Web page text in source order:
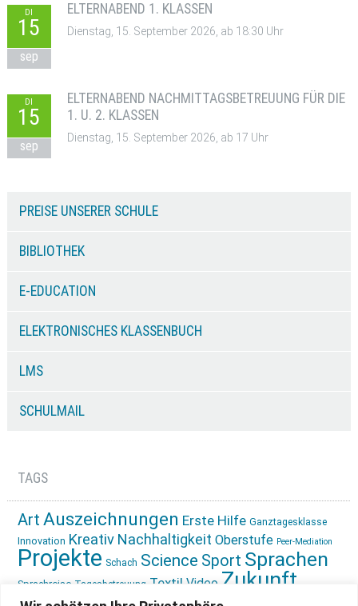
DI
15
sep
ELTERNABEND 1. KLASSEN
Dienstag, 15. September 2026, ab 18:30 Uhr
DI
15
sep
ELTERNABEND NACHMITTAGSBETREUUNG FÜR DIE
1. U. 2. KLASSEN
Dienstag, 15. September 2026, ab 17 Uhr
PREISE UNSERER SCHULE
BIBLIOTHEK
E-EDUCATION
ELEKTRONISCHES KLASSENBUCH
LMS
SCHULMAIL
TAGS
Art Auszeichnungen Erste Hilfe Ganztagesklasse
Innovation Kreativ Nachhaltigkeit Oberstufe Peer-Mediation
Projekte Schach Science Sport Sprachen
Sprachreise Tagesbetreuung Textil Video Zukunft